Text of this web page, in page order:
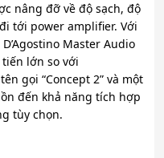
nâng đỡ về độ sạch, độ
tới power amplifier. Với
Master Audio
lớn so với
gọi “Concept 2” và một
đến khả năng tích hợp
tùy chọn.